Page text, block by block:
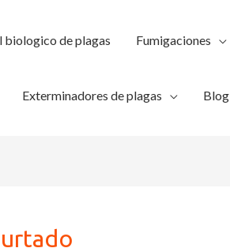
biologico de plagas Fumigaciones
Exterminadores de plagas Blog